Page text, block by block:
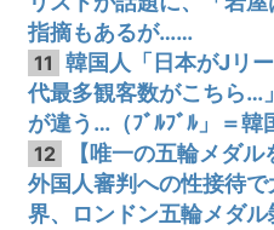
指摘もあるが……
11
韓国人「日本がJリ
代最多観客数がこちら
が違う…（ﾌﾞﾙﾌﾞﾙ」＝韓
12
【唯一の五輪メダ
外国人審判への性接待
界、ロンドン五輪メダ